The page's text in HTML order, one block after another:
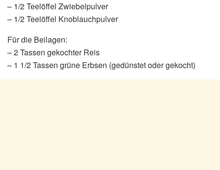
– 1/2 Teelöffel Zwiebelpulver
– 1/2 Teelöffel Knoblauchpulver
Für die Beilagen:
– 2 Tassen gekochter Reis
– 1 1/2 Tassen grüne Erbsen (gedünstet oder gekocht)